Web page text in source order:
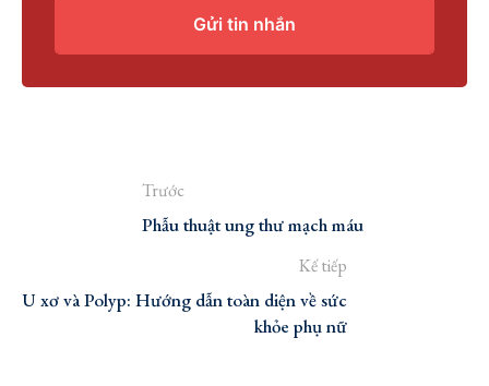
Gửi tin nhắn
Trước
Phẫu thuật ung thư mạch máu
Kế tiếp
U xơ và Polyp: Hướng dẫn toàn diện về sức
khỏe phụ nữ